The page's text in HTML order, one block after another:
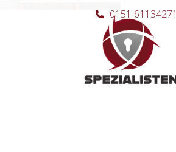
Hauptnavigation
0151 61134271